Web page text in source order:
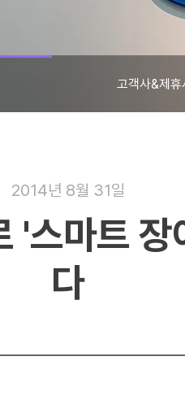
고객사&제휴
2014년 8월 31일
'스마트
다